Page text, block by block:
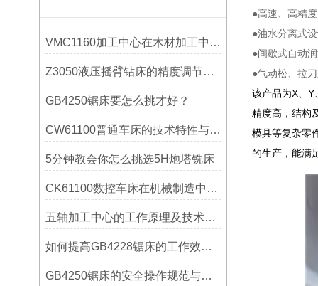
VMC1160加工中心在木材加工中的应用
Z3050液压摇臂钻床的精度调节与稳定性提升
GB4250锯床要怎么挑才好？
CW61100普通车床的技术特性与操作优势
5分钟教会你怎么挑选5H炮塔铣床
CK61100数控车床在机械制造中的实际表现
五轴加工中心的工作原理及技术优势
如何提高GB4228锯床的工作效率？
GB4250锯床的安全操作规范与注意事项
●高速、高精
●油水分离式
●间歇式自动
●气动松、拉
该产品为X、
精度高，结构
模具等复杂零
的生产，能满